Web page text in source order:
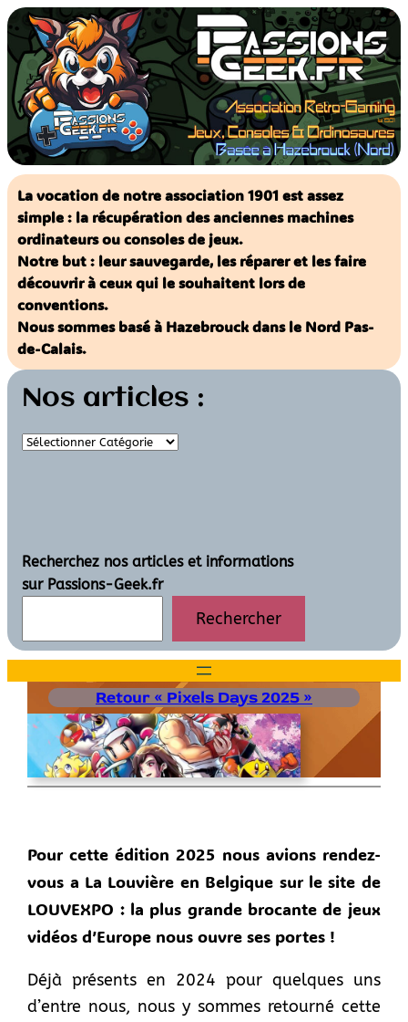
Aller
au
contenu
La vocation de notre association 1901 est assez
simple : la récupération des anciennes machines
ordinateurs ou consoles de jeux.
Notre but : leur sauvegarde, les réparer et les faire
découvrir à ceux qui le souhaitent lors de
conventions.
Nous sommes basé à Hazebrouck dans le Nord Pas-
de-Calais.
Nos articles :
Recherchez nos articles et informations
sur Passions-Geek.fr
Rechercher
Retour « Pixels Days 2025 »
Pour cette édition 2025 nous avions rendez-
vous a La Louvière en Belgique sur le site de
LOUVEXPO : la plus grande brocante de jeux
vidéos d’Europe nous ouvre ses portes !
Déjà présents en 2024 pour quelques uns
d’entre nous, nous y sommes retourné cette